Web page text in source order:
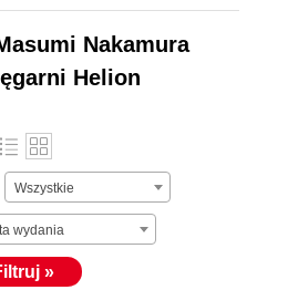
Nakamura
Helion
Wszystkie
wydania
»